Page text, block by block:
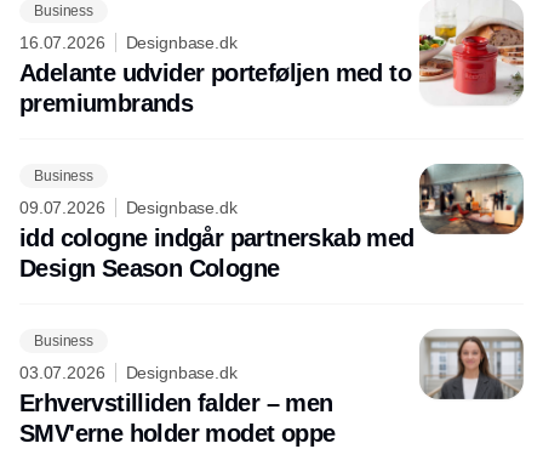
Business
16.07.2026 Designbase.dk
Adelante udvider porteføljen med to
premiumbrands
Business
09.07.2026 Designbase.dk
idd cologne indgår partnerskab med
Design Season Cologne
Business
03.07.2026 Designbase.dk
Erhvervstilliden falder – men
SMV'erne holder modet oppe